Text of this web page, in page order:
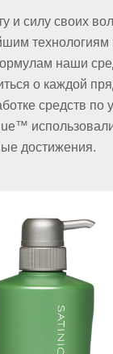
и силу своих
технологиям
наши
о каждой
средств по
достижения.